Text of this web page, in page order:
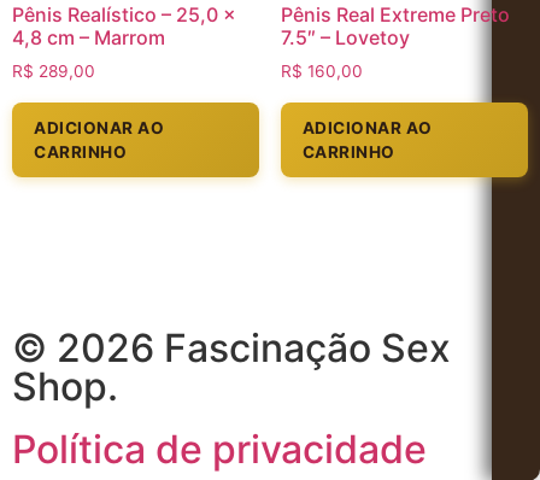
Pênis Realístico – 25,0 x
4,8 cm – Marrom
R$ 289,00
ADICIONAR AO
CARRINHO
Pênis Real Extreme Preto
7.5″ – Lovetoy
R$ 160,00
ADICIONAR AO
CARRINHO
© 2026 Fascinação Sex
Shop.
Política de privacidade